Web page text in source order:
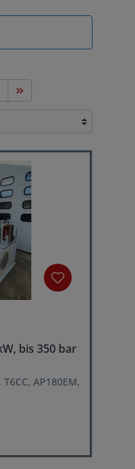
bis 350 bar
AP180EM,